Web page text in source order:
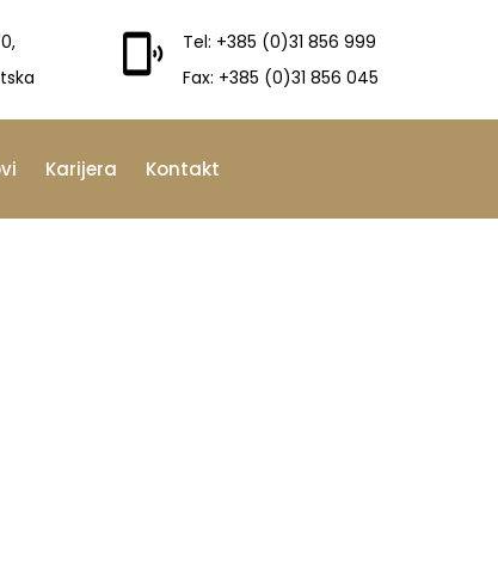
Tel: +385 (0)31 856 999
Fax: +385 (0)31 856 045
Karijera Kontakt